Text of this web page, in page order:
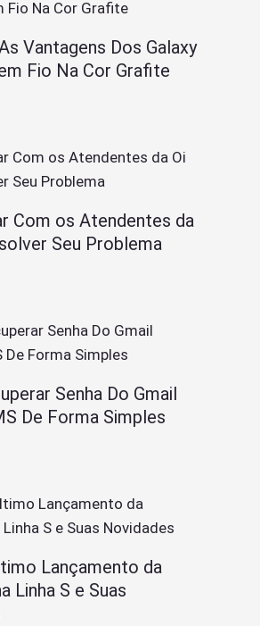
Vantagens Dos Galaxy
Fio Na Cor Grafite
Com os Atendentes da
Seu Problema
Senha Do Gmail
De Forma Simples
Lançamento da
Linha S e Suas